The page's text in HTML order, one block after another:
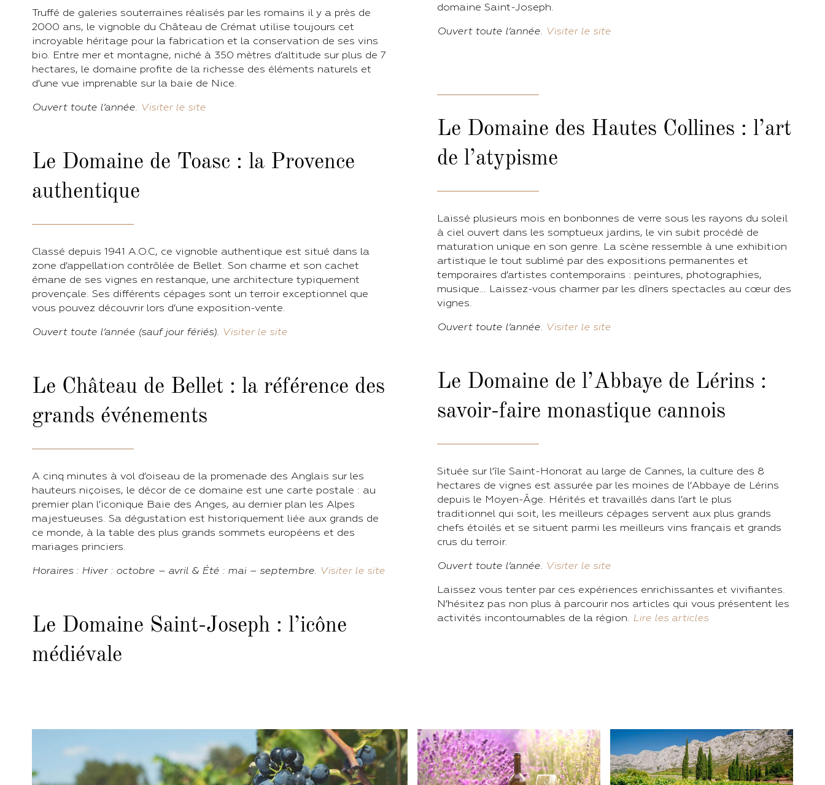
Truffé de galeries souterraines réalisés par les romains il y a près de
2000 ans, le vignoble du Château de Crémat utilise toujours cet
incroyable héritage pour la fabrication et la conservation de ses vins
bio. Entre mer et montagne, niché à 350 mètres d’altitude sur plus de 7
hectares, le domaine profite de la richesse des éléments naturels et
d’une vue imprenable sur la baie de Nice.
Ouvert toute l’année. Visiter le site
Le Domaine de Toasc : la Provence
authentique
Classé depuis 1941 A.O.C, ce vignoble authentique est situé dans la
zone d’appellation contrôlée de Bellet. Son charme et son cachet
émane de ses vignes en restanque, une architecture typiquement
provençale. Ses différents cépages sont un terroir exceptionnel que
vous pouvez découvrir lors d’une exposition-vente.
Ouvert toute l’année (sauf jour fériés). Visiter le site
Le Château de Bellet : la référence des
grands événements
A cinq minutes à vol d’oiseau de la promenade des Anglais sur les
hauteurs niçoises, le décor de ce domaine est une carte postale : au
premier plan l’iconique Baie des Anges, au dernier plan les Alpes
majestueuses. Sa dégustation est historiquement liée aux grands de
ce monde, à la table des plus grands sommets européens et des
mariages princiers.
Horaires : Hiver : octobre – avril & Été : mai – septembre. Visiter le site
Le Domaine Saint-Joseph : l’icône
médiévale
domaine Saint-Joseph.
Ouvert toute l’année. Visiter le site
Le Domaine des Hautes Collines : l’art
de l’atypisme
Laissé plusieurs mois en bonbonnes de verre sous les rayons du soleil
à ciel ouvert dans les somptueux jardins, le vin subit procédé de
maturation unique en son genre. La scène ressemble à une exhibition
artistique le tout sublimé par des expositions permanentes et
temporaires d’artistes contemporains : peintures, photographies,
musique… Laissez-vous charmer par les dîners spectacles au cœur des
vignes.
Ouvert toute l’année. Visiter le site
Le Domaine de l’Abbaye de Lérins :
savoir-faire monastique cannois
Située sur l’île Saint-Honorat au large de Cannes, la culture des 8
hectares de vignes est assurée par les moines de l’Abbaye de Lérins
depuis le Moyen-Âge. Hérités et travaillés dans l’art le plus
traditionnel qui soit, les meilleurs cépages servent aux plus grands
chefs étoilés et se situent parmi les meilleurs vins français et grands
crus du terroir.
Ouvert toute l’année. Visiter le site
Laissez vous tenter par ces expériences enrichissantes et vivifiantes.
N’hésitez pas non plus à parcourir nos articles qui vous présentent les
activités incontournables de la région. Lire les articles